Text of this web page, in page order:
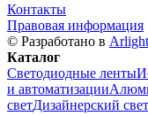
Контакты
Правовая информация
© Разработано в Arlight
Каталог
Светодиодные ленты
и автоматизации
светДизайнерский свет